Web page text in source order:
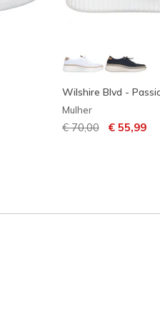
Wilshire Blvd -
Mulher
Preço com
€ 70,00para
€ 55,99